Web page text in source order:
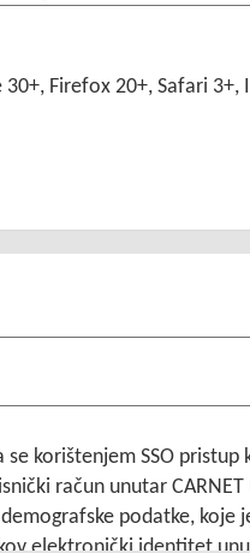
Firefox 20+, Safari
korištenjem SSO
račun unutar
podatke,
elektronički identitet